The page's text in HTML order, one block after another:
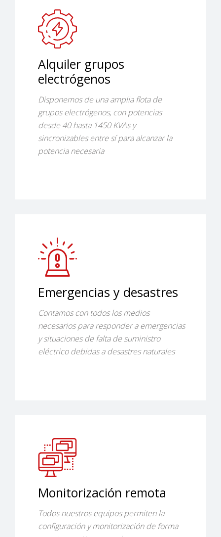
Alquiler grupos
electrógenos
Disponemos de una amplia flota de
grupos electrógenos, con potencias
desde 40 hasta 1450 KVAs y
sincronizables entre sí para alcanzar la
potencia necesaria
Emergencias y desastres
Contamos con todos los medios
necesarios para responder a emergencias
y situaciones de falta de suministro
eléctrico debidas a desastres naturales
Monitorización remota
Todos nuestros equipos permiten la
configuración y monitorización de forma